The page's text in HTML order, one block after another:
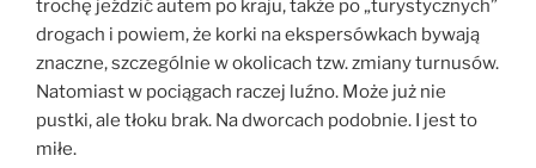
trochę jeździć autem po kraju, także po „turystycznych”
drogach i powiem, że korki na ekspersówkach bywają
znaczne, szczególnie w okolicach tzw. zmiany turnusów.
Natomiast w pociągach raczej luźno. Może już nie
pustki, ale tłoku brak. Na dworcach podobnie. I jest to
miłe.